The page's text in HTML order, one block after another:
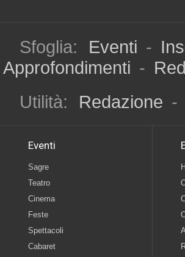
Sfoglia: Eventi -
Approfondimenti -
Utilità:
Redazione -
Eventi
Sagre
Teatro
Cinema
Feste
Spettacoli
Cabaret